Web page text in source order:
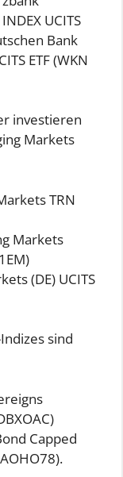
UCITS
Bank
ETF (WKN
investieren
Markets
TRN
Markets
(DE) UCITS
sind
Capped